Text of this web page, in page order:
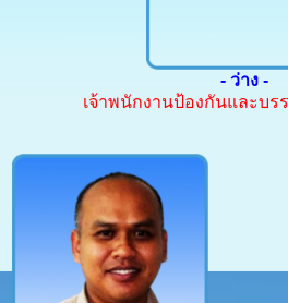
- ว่าง -
เจ้าพนักงานป้องกันและบร